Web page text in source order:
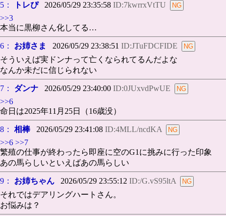
5： トレぴ2026/05/29 23:35:58 ID:7kwrrxVtTU
>>3
本当に黒柳さん化してる…
6： お姉さま 2026/05/29 23:38:51 ID:JTuFDCFIDE
そういえば実ドンナって亡くなられてるんだよな
なんか未だに信じられない
7： ダンナ 2026/05/29 23:40:00 ID:0JUxvdPwUE
>>6
命日は2025年11月25日（16歳没）
8： 相棒2026/05/29 23:41:08 ID:4MLL/ncdKA
>>6 >>7
繁殖の仕事が終わったら即座に空のG1に挑みに行った印象
あの馬らしいといえばあの馬らしい
9： お姉ちゃん 2026/05/29 23:55:12 ID:/G.vS95ltA
それではデアリングハートさん。
お悩みは？